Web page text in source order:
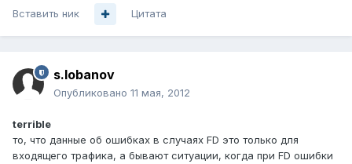
Вставить ник Цитата
s.lobanov
Опубликовано 11 мая, 2012
terrible
то, что данные об ошибках в случаях FD это только для
входящего трафика, а бывают ситуации, когда при FD ошибки